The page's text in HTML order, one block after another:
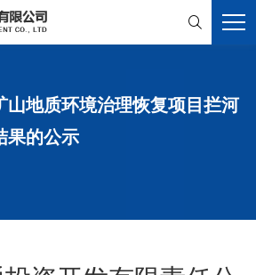

山地质环境治理恢复项目拦河
果的公示